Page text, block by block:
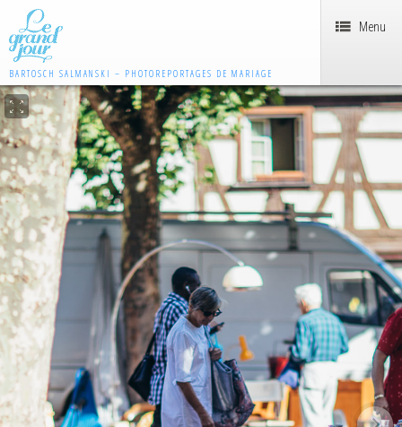
BARTOSCH SALMANSKI – PHOTOREPORTAGES DE MARIAGE
Menu